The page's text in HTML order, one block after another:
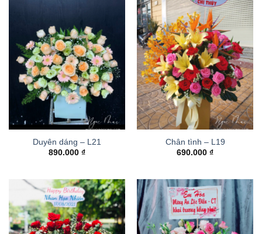
Duyên dáng – L21
890.000 ₫
Chân tình – L19
690.000 ₫